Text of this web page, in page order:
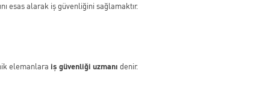
esas alarak iş güvenliğini sağlamaktır.
elemanlara iş güvenliği uzmanı denir.